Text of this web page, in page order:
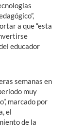
a que “esta
educador
semanas en
muy
marcado por
el
de la